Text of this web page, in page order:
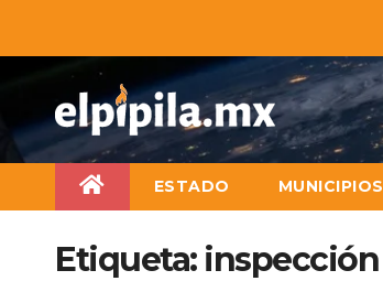
ESTADO MUNICIPIOS
Etiqueta: inspección